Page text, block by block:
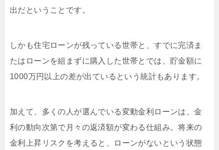
出だということです。
しかも住宅ローンが残っている世帯と、すでに完済ま
たはローンを組まずに購入した世帯とでは、貯金額に
1000万円以上の差が出ているという統計もあります。
加えて、多くの人が選んでいる変動金利ローンは、金
利の動向次第で月々の返済額が変わる仕組み。将来の
金利上昇リスクを考えると、ローンがないという状態